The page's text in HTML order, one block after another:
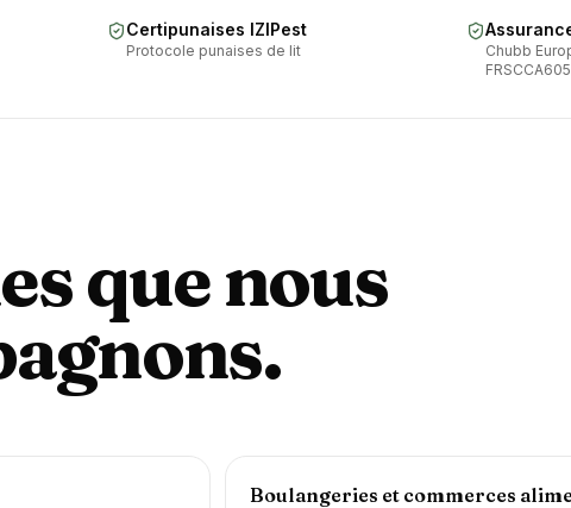
Certipunaises IZIPest
Protocole punaises de lit
Chubb
que nous
Boulangeries et commerces